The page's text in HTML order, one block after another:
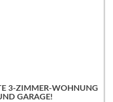
3-ZIMMER-WOHNUNG
GARAGE!